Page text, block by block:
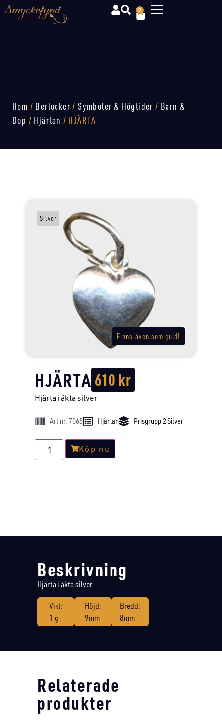
0
Hem / Berlocker /Symboler & Högtider / Barn &
Dop / Hjärtan / HJÄRTA
Finns även som guld!
Silver
HJÄRTA 610kr
Hjärta i äkta silver
Art nr. 7065 Hjärtan Prisgrupp 2 Silver
Köp nu
Beskrivning
Hjärta i äkta silver
Vikt:
1 g
Höjd:
9mm
Bredd:
8mm
Relaterade
produkter